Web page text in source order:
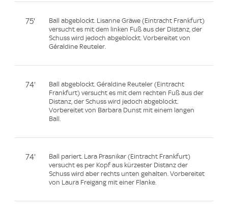
75'
Ball abgeblockt. Lisanne Gräwe (Eintracht Frankfurt)
versucht es mit dem linken Fuß aus der Distanz, der
Schuss wird jedoch abgeblockt. Vorbereitet von
Géraldine Reuteler.
74'
Ball abgeblockt. Géraldine Reuteler (Eintracht
Frankfurt) versucht es mit dem rechten Fuß aus der
Distanz, der Schuss wird jedoch abgeblockt.
Vorbereitet von Barbara Dunst mit einem langen
Ball.
74'
Ball pariert. Lara Prasnikar (Eintracht Frankfurt)
versucht es per Kopf aus kürzester Distanz der
Schuss wird aber rechts unten gehalten. Vorbereitet
von Laura Freigang mit einer Flanke.